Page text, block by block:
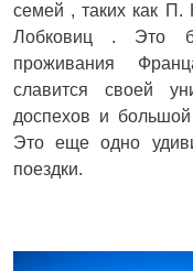
семей , таких как
Лобковиц . Это
проживания
славится своей
доспехов и
Это еще одно
поездки.